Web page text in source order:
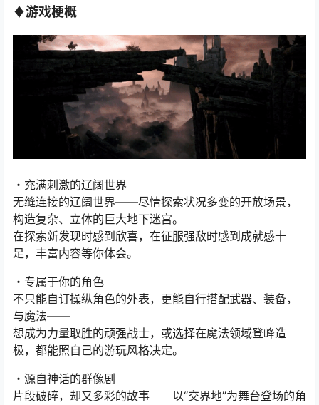
♦游戏梗概
・充满刺激的辽阔世界
无缝连接的辽阔世界──尽情探索状况多变的开放场景，
构造复杂、立体的巨大地下迷宫。
在探索新发现时感到欣喜，在征服强敌时感到成就感十
足，丰富内容等你体会。
・专属于你的角色
不只能自订操纵角色的外表，更能自行搭配武器、装备，
与魔法──
想成为力量取胜的顽强战士，或选择在魔法领域登峰造
极，都能照自己的游玩风格决定。
・源自神话的群像剧
片段破碎，却又多彩的故事──以“交界地”为舞台登场的角